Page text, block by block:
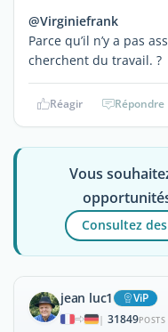
@Virginiefrank
Parce qu’il n’y a pas
cherchent du travail. ?
Réagir Répondre
Vous
Consultez
jean luc1 ViP
| 31849POSTS